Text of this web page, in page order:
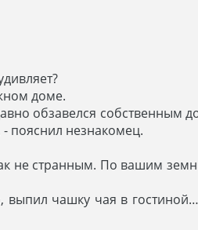
доме.
обзавелся собственным
пояснил незнакомец.
не странным. По вашим
чашку чая в